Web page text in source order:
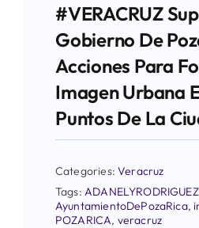
#VERACRUZ
Gobierno De
Acciones Para
Imagen Urbana
Puntos De La
Categories:Veracruz
Tags:ADANELYRODRIGUEZ
AyuntamientoDePozaRica,
POZARICA, veracruz